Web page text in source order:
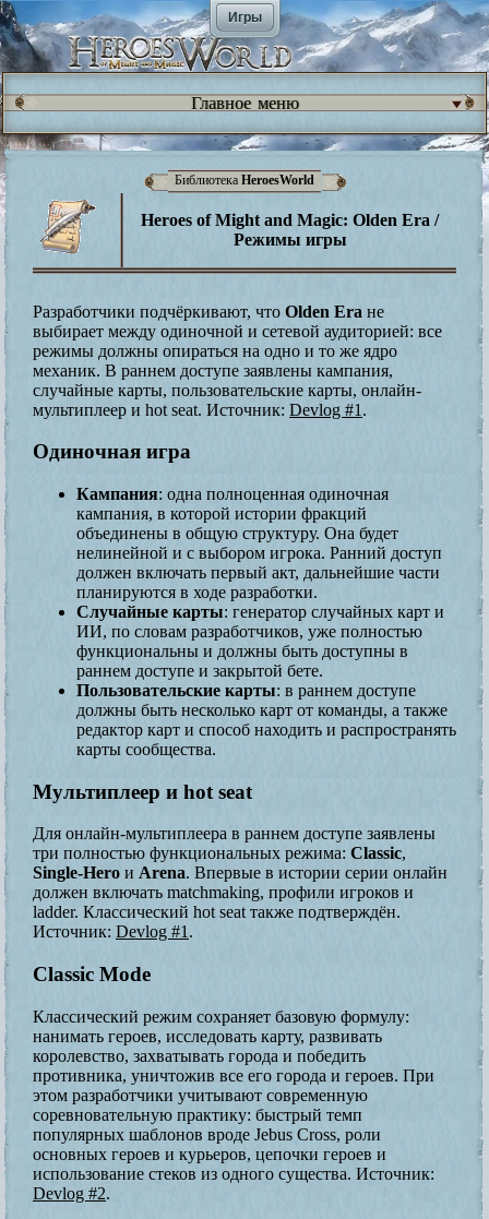
Игры
Главное меню
Библиотека HeroesWorld
Heroes of Might and Magic: Olden Era /
Режимы игры
Разработчики подчёркивают, что Olden Era не
выбирает между одиночной и сетевой аудиторией: все
режимы должны опираться на одно и то же ядро
механик. В раннем доступе заявлены кампания,
случайные карты, пользовательские карты, онлайн-
мультиплеер и hot seat. Источник: Devlog #1 .
Одиночная игра
Кампания: одна полноценная одиночная
кампания, в которой истории фракций
объединены в общую структуру. Она будет
нелинейной и с выбором игрока. Ранний доступ
должен включать первый акт, дальнейшие части
планируются в ходе разработки.
Случайные карты: генератор случайных карт и
ИИ, по словам разработчиков, уже полностью
функциональны и должны быть доступны в
раннем доступе и закрытой бете.
Пользовательские карты: в раннем доступе
должны быть несколько карт от команды, а также
редактор карт и способ находить и распространять
карты сообщества.
Мультиплеер и hot seat
Для онлайн-мультиплеера в раннем доступе заявлены
три полностью функциональных режима: Classic,
Single-Hero и Arena. Впервые в истории серии онлайн
должен включать matchmaking, профили игроков и
ladder. Классический hot seat также подтверждён.
Источник: Devlog #1.
Classic Mode
Классический режим сохраняет базовую формулу:
нанимать героев, исследовать карту, развивать
королевство, захватывать города и победить
противника, уничтожив все его города и героев. При
этом разработчики учитывают современную
соревновательную практику: быстрый темп
популярных шаблонов вроде Jebus Cross, роли
основных героев и курьеров, цепочки героев и
использование стеков из одного существа. Источник:
Devlog #2.